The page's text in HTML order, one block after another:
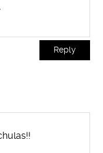
Reply